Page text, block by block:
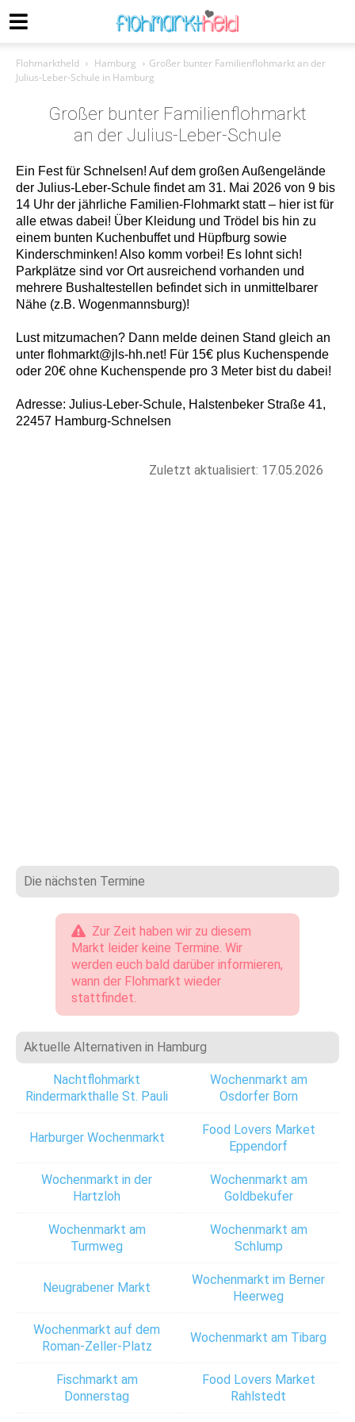
Flohmarktheld Hamburg
Großer bunter Familienflohmarkt an der
Julius-Leber-Schule in Hamburg
Großer bunter Familienflohmarkt
an der Julius-Leber-Schule
Ein Fest für Schnelsen! Auf dem großen Außengelände
der Julius-Leber-Schule findet am 31. Mai 2026 von 9 bis
14 Uhr der jährliche Familien-Flohmarkt statt – hier ist für
alle etwas dabei! Über Kleidung und Trödel bis hin zu
einem bunten Kuchenbuffet und Hüpfburg sowie
Kinderschminken! Also komm vorbei! Es lohnt sich!
Parkplätze sind vor Ort ausreichend vorhanden und
mehrere Bushaltestellen befindet sich in unmittelbarer
Nähe (z.B. Wogenmannsburg)!
Lust mitzumachen? Dann melde deinen Stand gleich an
unter flohmarkt@jls-hh.net! Für 15€ plus Kuchenspende
oder 20€ ohne Kuchenspende pro 3 Meter bist du dabei!
Adresse: Julius-Leber-Schule, Halstenbeker Straße 41,
22457 Hamburg-Schnelsen
Zuletzt aktualisiert: 17.05.2026
Die nächsten Termine
Zur Zeit haben wir zu diesem
Markt leider keine Termine. Wir
werden euch bald darüber informieren,
wann der Flohmarkt wieder
stattfindet.
Aktuelle Alternativen in Hamburg
Nachtflohmarkt
Rindermarkthalle St. Pauli
Wochenmarkt am
Osdorfer Born
Harburger Wochenmarkt
Food Lovers Market
Eppendorf
Wochenmarkt in der
Hartzloh
Wochenmarkt am
Goldbekufer
Wochenmarkt am
Turmweg
Wochenmarkt am
Schlump
Neugrabener Markt
Wochenmarkt im Berner
Heerweg
Wochenmarkt auf dem
Roman-Zeller-Platz
Wochenmarkt am Tibarg
Fischmarkt am
Donnerstag
Food Lovers Market
Rahlstedt